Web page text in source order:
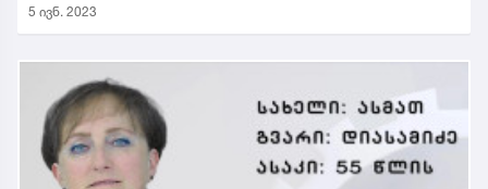
5 ივნ. 2023